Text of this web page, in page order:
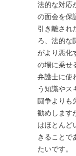
法的な対応
の面会を保
引き離され
ろ、法的な
がより悪化
の場に乗せ
弁護士に使
う知識やス
闘争よりも
勧めします
はほとんど
きることで
たいです。